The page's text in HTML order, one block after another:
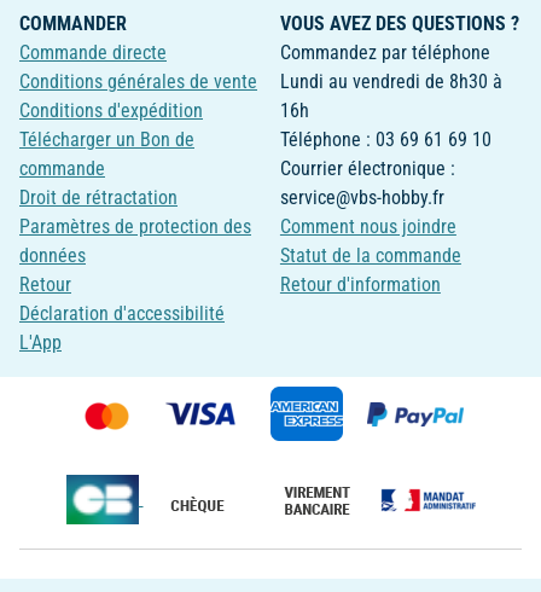
COMMANDER
Commande directe
Conditions générales de vente
Conditions d'expédition
Télécharger un Bon de
commande
Droit de rétractation
Paramètres de protection des
données
Retour
Déclaration d'accessibilité
L'App
VOUS AVEZ DES QUESTIONS ?
Commandez par téléphone
Lundi au vendredi de 8h30 à
16h
Téléphone : 03 69 61 69 10
Courrier électronique :
service@vbs-hobby.fr
Comment nous joindre
Statut de la commande
Retour d'information